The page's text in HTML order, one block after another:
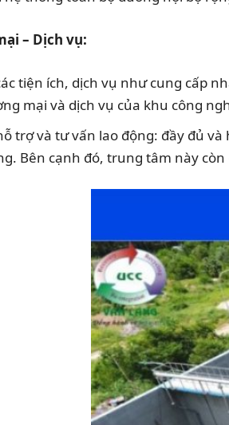
– Dịch vụ:
tiện ích, dịch vụ như cung cấp
mại và dịch vụ của khu công
trợ và tư vấn lao động: đầy đủ
Bên cạnh đó, trung tâm này